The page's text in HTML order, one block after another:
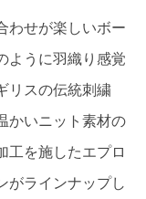
わせが楽しいボー
ように羽織り感覚
リスの伝統刺繍
かいニット素材の
工を施したエプロ
がラインナップし